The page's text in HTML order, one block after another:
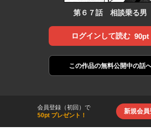
第６７話 相談乗る男
ログインして読む 90pt
この作品の無料公開中の話
会員登録（初回）で
50pt プレゼント！
新規会員